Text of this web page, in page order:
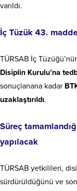
varıldı.
İç Tüzük 43.
TÜRSAB İç
Disiplin Kurulu’na
sonuçlanana kadar
uzaklaştırıldı.
Süreç
yapılacak
TÜRSAB yetkilileri,
sürdürüldüğünü ve